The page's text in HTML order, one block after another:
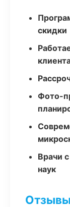
скидки
Фото-
Врачи
наук